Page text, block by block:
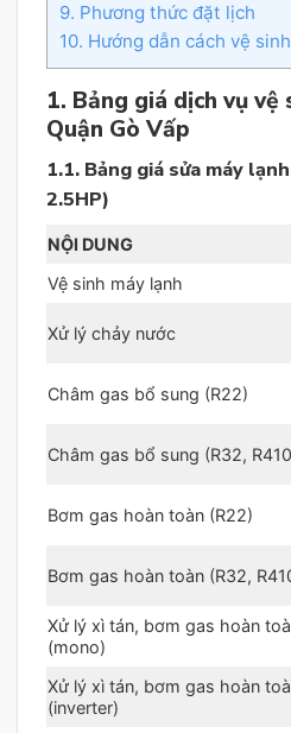
9. Phương thức đặt lịch
10. Hướng dẫn cách vệ
1. Bảng giá dịch vụ vệ
Quận Gò Vấp
1.1. Bảng giá sửa máy
2.5HP)
NỘI DUNG
Vệ sinh máy lạnh
Xử lý chảy nước
Châm gas bổ sung (R22)
Châm gas bổ sung (R32,
Bơm gas hoàn toàn (R22)
Bơm gas hoàn toàn (R32,
Xử lý xì tán, bơm gas hoàn
(mono)
Xử lý xì tán, bơm gas hoàn
(inverter)